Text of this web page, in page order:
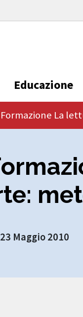
Educazione
Formazione La
Maggio 2010